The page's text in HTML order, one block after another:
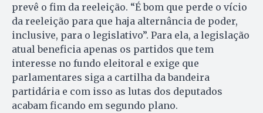
prevê o fim da reeleição. “É bom que perde o vício
da reeleição para que haja alternância de poder,
inclusive, para o legislativo”. Para ela, a legislação
atual beneficia apenas os partidos que tem
interesse no fundo eleitoral e exige que
parlamentares siga a cartilha da bandeira
partidária e com isso as lutas dos deputados
acabam ficando em segundo plano.